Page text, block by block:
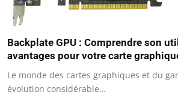
Backplate GPU : Comprendre son
avantages pour votre carte
Le monde des cartes graphiques et du
évolution considérable…